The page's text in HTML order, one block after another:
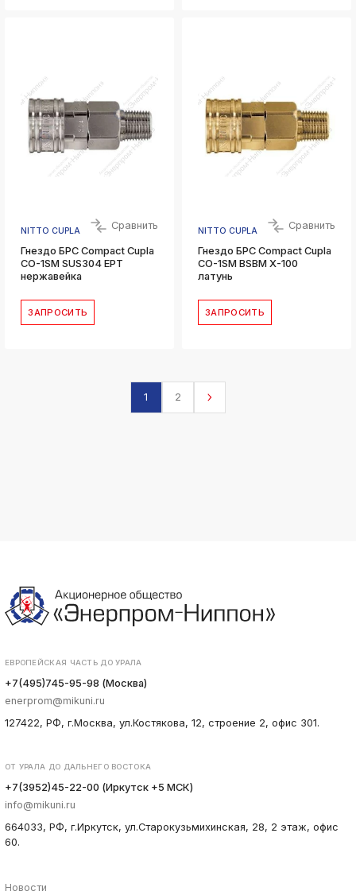
NITTO CUPLA Сравнить
Гнездо БРС Compact Cupla
CO-1SM SUS304 EPT
нержавейка
ЗАПРОСИТЬ
NITTO CUPLA Сравнить
Гнездо БРС Compact Cupla
CO-1SM BSBM Х-100
латунь
ЗАПРОСИТЬ
1 2
ЕВРОПЕЙСКАЯ ЧАСТЬ ДО УРАЛА
+7(495)745-95-98 (Москва)
enerprom@mikuni.ru
127422, РФ, г.Москва, ул.Костякова, 12, строение 2, офис 301.
ОТ УРАЛА ДО ДАЛЬНЕГО ВОСТОКА
+7(3952)45-22-00 (Иркутск +5 МСК)
info@mikuni.ru
664033, РФ, г.Иркутск, ул.Старокузьмихинская, 28, 2 этаж, офис
60.
Новости